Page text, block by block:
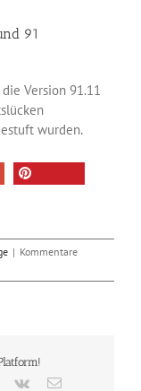
91
Version 91.11
wurden.
| Kommentare
Pinterest
Vk
E-